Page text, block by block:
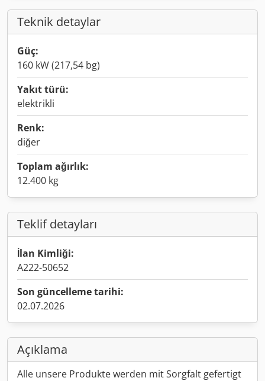
Teknik detaylar
Güç:
160 kW (217,54 bg)
Yakıt türü:
elektrikli
Renk:
diğer
Toplam ağırlık:
12.400 kg
Teklif detayları
İlan Kimliği:
A222-50652
Son güncelleme tarihi:
02.07.2026
Açıklama
Alle unsere Produkte werden mit Sorgfalt gefertigt